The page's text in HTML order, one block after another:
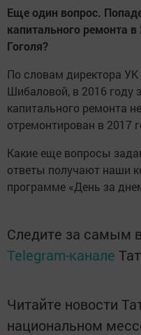
Еще один вопрос.
капитального ремонта
Гоголя?
По словам директора
Шибаловой, в 2016 году
капитального ремонта
отремонтирован в 2017
Какие еще вопросы
ответы получают наши
программе «День за
Следите за самым
Telegram-канале
Читайте новости
национальном